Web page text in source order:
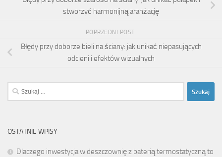
stworzyć harmonijną aranżację
POPRZEDNI POST
Błędy przy doborze bieli na ściany: jak unikać niepasujących
odcieni i efektów wizualnych
Szukaj:
OSTATNIE WPISY
Dlaczego inwestycja w deszczownię z baterią termostatyczną to